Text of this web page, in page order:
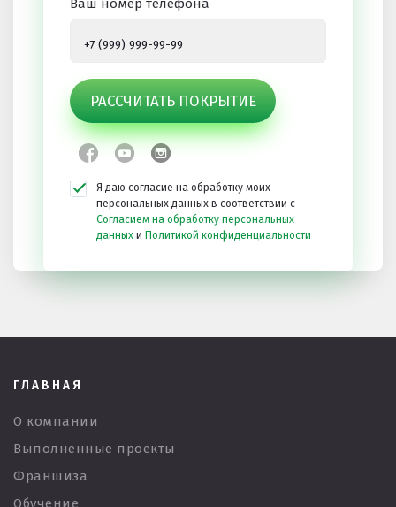
Ваш номер телефона
РАССЧИТАТЬ ПОКРЫТИЕ
Я даю согласие на обработку моих
персональных данных в соответствии с
Согласием на обработку персональных
данных и Политикой конфиденциальности
ГЛАВНАЯ
О компании
Выполненные проекты
Франшиза
Обучение